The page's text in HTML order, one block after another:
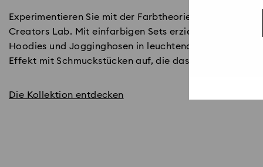
Experimentieren Sie mit der Farbtheorie in den
Creators Lab. Mit einfarbigen Sets erzielen Sie
Hoodies und Jogginghosen in leuchtendem Rosa, Gelb
Effekt mit Schmuckstücken auf, die das Licht aus allen
Die Kollektion entdecken